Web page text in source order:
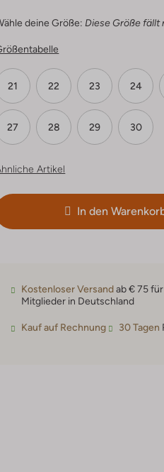
deine Größe: Diese Größe fällt
21 22 23 24
27 28 29 30
Artikel
In den
Kostenloser Versandab € 75
Mitglieder in Deutschland
Kauf auf Rechnung 30 Tagen